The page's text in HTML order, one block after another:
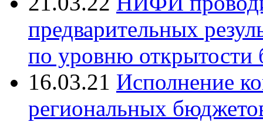
предварительных
по уровню
16.03.21 Исполнение
региональных